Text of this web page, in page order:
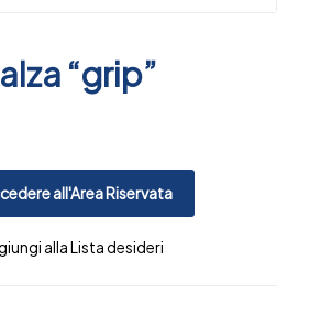
“grip”
all'Area Riservata
alla Lista desideri